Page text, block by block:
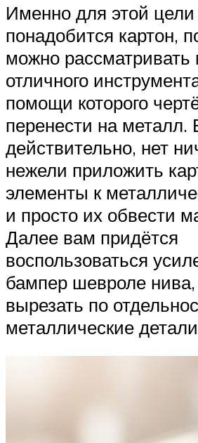
Именно для этой
понадобится картон,
можно рассматривать
отличного
помощи которого
перенести на металл.
действительно, нет
нежели приложить
элементы к
и просто их обвести
Далее вам придётся
воспользоваться
бампер шевроле
вырезать по
металлические